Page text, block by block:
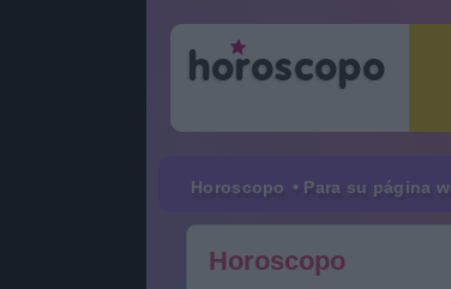
Horoscopo • Para su página
Horoscopo